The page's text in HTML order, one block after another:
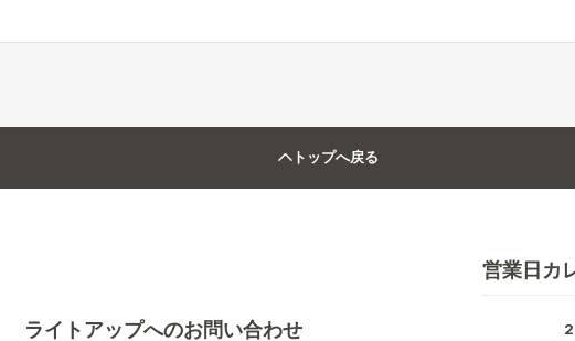
トップへ戻る
ライトアップへのお問い合わせ
営業日カ